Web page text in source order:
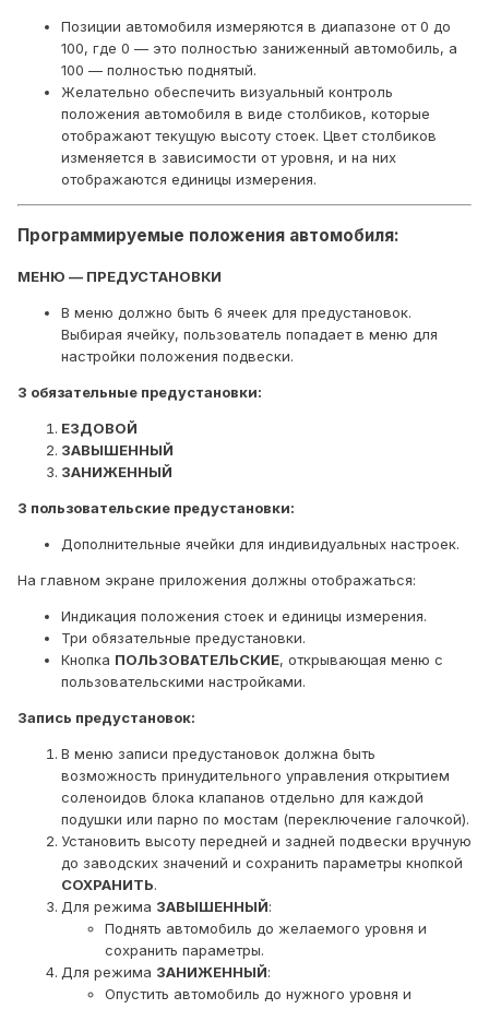
Позиции автомобиля измеряются в диапазоне от 0 до
100, где 0 — это полностью заниженный автомобиль, а
100 — полностью поднятый.
Желательно обеспечить визуальный контроль
положения автомобиля в виде столбиков, которые
отображают текущую высоту стоек. Цвет столбиков
изменяется в зависимости от уровня, и на них
отображаются единицы измерения.
Программируемые положения автомобиля:
МЕНЮ — ПРЕДУСТАНОВКИ
В меню должно быть 6 ячеек для предустановок.
Выбирая ячейку, пользователь попадает в меню для
настройки положения подвески.
3 обязательные предустановки:
ЕЗДОВОЙ
ЗАВЫШЕННЫЙ
ЗАНИЖЕННЫЙ
3 пользовательские предустановки:
Дополнительные ячейки для индивидуальных настроек.
На главном экране приложения должны отображаться:
Индикация положения стоек и единицы измерения.
Три обязательные предустановки.
Кнопка ПОЛЬЗОВАТЕЛЬСКИЕ, открывающая меню с
пользовательскими настройками.
Запись предустановок:
В меню записи предустановок должна быть
возможность принудительного управления открытием
соленоидов блока клапанов отдельно для каждой
подушки или парно по мостам (переключение галочкой).
Установить высоту передней и задней подвески вручную
до заводских значений и сохранить параметры кнопкой
СОХРАНИТЬ.
Для режима ЗАВЫШЕННЫЙ:
Поднять автомобиль до желаемого уровня и
сохранить параметры.
Для режима ЗАНИЖЕННЫЙ:
Опустить автомобиль до нужного уровня и